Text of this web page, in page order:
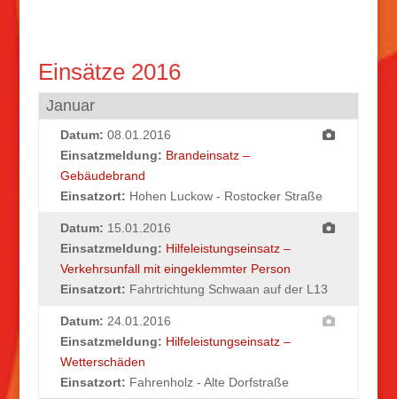
Einsätze 2016
Januar
Datum: 08.01.2016
Einsatzmeldung: Brandeinsatz –
Gebäudebrand
Einsatzort: Hohen Luckow - Rostocker Straße
Datum: 15.01.2016
Einsatzmeldung: Hilfeleistungseinsatz –
Verkehrsunfall mit eingeklemmter Person
Einsatzort: Fahrtrichtung Schwaan auf der L13
Datum: 24.01.2016
Einsatzmeldung: Hilfeleistungseinsatz –
Wetterschäden
Einsatzort: Fahrenholz - Alte Dorfstraße